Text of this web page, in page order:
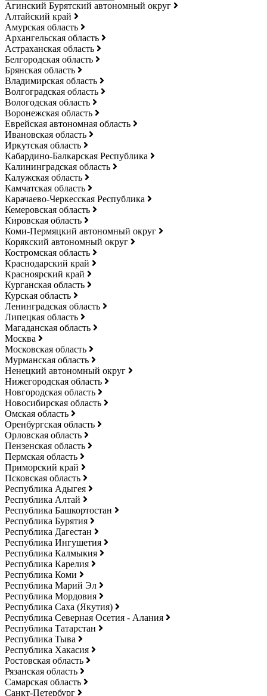
Агинский Бурятский автономный округ
Алтайский край
Амурская область
Архангельская область
Астраханская область
Белгородская область
Брянская область
Владимирская область
Волгоградская область
Вологодская область
Воронежская область
Еврейская автономная область
Ивановская область
Иркутская область
Кабардино-Балкарская Республика
Калининградская область
Калужская область
Камчатская область
Карачаево-Черкесская Республика
Кемеровская область
Кировская область
Коми-Пермяцкий автономный округ
Корякский автономный округ
Костромская область
Краснодарский край
Красноярский край
Курганская область
Курская область
Ленинградская область
Липецкая область
Магаданская область
Москва
Московская область
Мурманская область
Ненецкий автономный округ
Нижегородская область
Новгородская область
Новосибирская область
Омская область
Оренбургская область
Орловская область
Пензенская область
Пермская область
Приморский край
Псковская область
Республика Адыгея
Республика Алтай
Республика Башкортостан
Республика Бурятия
Республика Дагестан
Республика Ингушетия
Республика Калмыкия
Республика Карелия
Республика Коми
Республика Марий Эл
Республика Мордовия
Республика Саха (Якутия)
Республика Северная Осетия - Алания
Республика Татарстан
Республика Тыва
Республика Хакасия
Ростовская область
Рязанская область
Самарская область
Санкт-Петербург